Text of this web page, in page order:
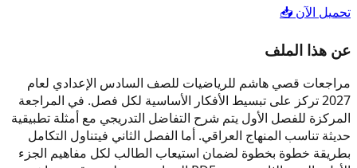
تحميل الآن 📥
عن هذا الملف
مراجعات قصي هاشم للرياضيات للصف السادس الإعدادي لعام
2027 تركز على تبسيط الأفكار الأساسية لكل فصل. في المراجعة
المركزة للفصل الأول يتم شرح التفاضل التدريجي مع أمثلة تطبيقية
حديثة تناسب المنهاج العراقي. أما الفصل الثاني فيتناول التكامل
بطريقة خطوة بخطوة لضمان استيعاب الطالب لكل مفاهيم الجزء